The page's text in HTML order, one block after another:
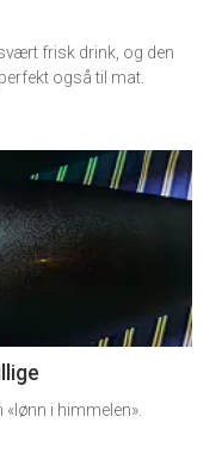
frisk drink, og den
også til mat.
i himmelen».